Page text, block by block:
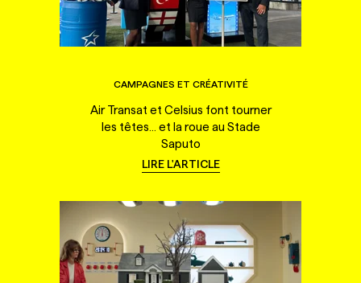
CAMPAGNES ET CRÉATIVITÉ
Air Transat et Celsius font tourner
les têtes... et la roue au Stade
Saputo
LIRE L'ARTICLE